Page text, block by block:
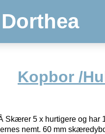
Kopbor /
Skærer 5 x hurtigere og har
nemt. 60 mm